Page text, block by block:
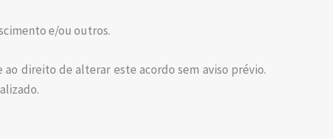
e/ou outros.
direito de alterar este acordo sem aviso prévio.